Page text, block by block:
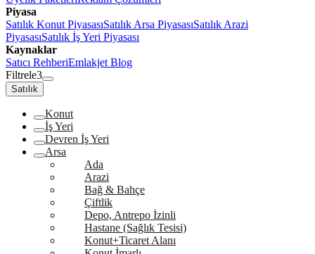
Piyasa
Satılık Konut PiyasasıSatılık Arsa PiyasasıSatılık Arazi
PiyasasıSatılık İş Yeri Piyasası
Kaynaklar
Satıcı RehberiEmlakjet Blog
Filtrele3
Satılık
Konut
İş Yeri
Devren İş Yeri
Arsa
Ada
Arazi
Bağ & Bahçe
Çiftlik
Depo, Antrepo İzinli
Hastane (Sağlık Tesisi)
Konut+Ticaret Alanı